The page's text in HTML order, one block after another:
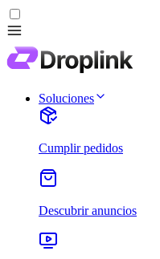
Soluciones
Cumplir pedidos
Descubrir anuncios